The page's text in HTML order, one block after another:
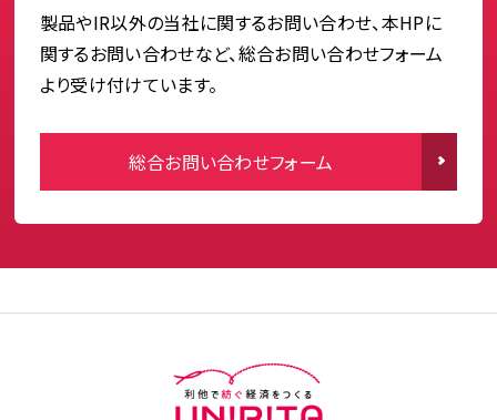
製品やIR以外の当社に関するお問い合わせ、本HPに
関するお問い合わせなど、総合お問い合わせフォーム
より受け付けています。
総合お問い合わせフォーム